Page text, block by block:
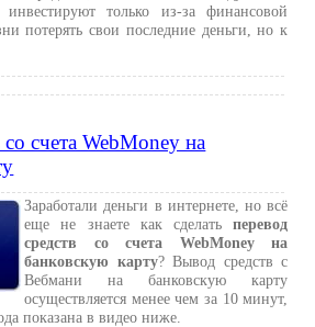
только из-за финансовой
потерять свои последние деньги, но к
счета WebMoney на
Заработали деньги в интернете, но всё
еще не знаете как сделатьперевод
средств со счета WebMoney на
банковскую карту? Вывод средств с
Вебмани на банковскую карту
осуществляется менее чем за 10 минут,
показана в видео ниже.